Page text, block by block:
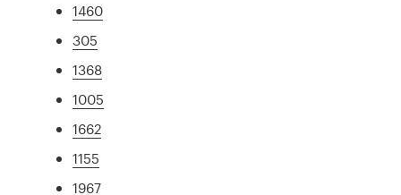
1460
305
1368
1005
1662
1155
1967